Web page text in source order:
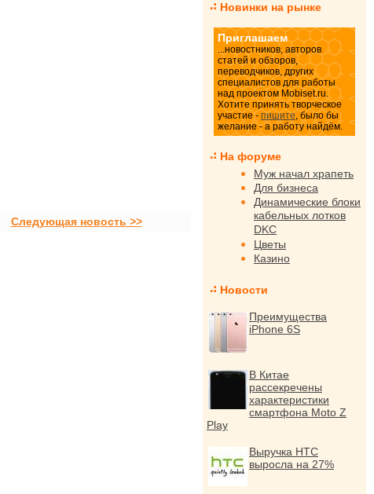
Следующая новость >>
Новинки на рынке
Приглашаем
...новостников, авторов
статей и обзоров,
переводчиков, других
специалистов для работы
над проектом Mobiset.ru.
Хотите принять творческое
участие - пишите, было бы
желание - а работу найдём.
На форуме
Муж начал храпеть
Для бизнеса
Динамические блоки
кабельных лотков
DKC
Цветы
Казино
Новости
Преимущества
iPhone 6S
В Китае
рассекречены
характеристики
смартфона Moto Z
Play
Выручка HTC
выросла на 27%